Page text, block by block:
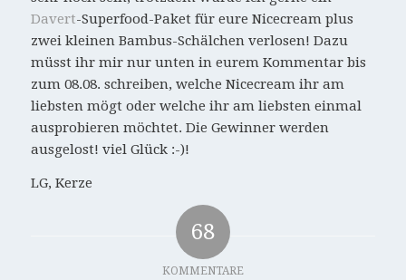
Davert-Superfood-Paket für eure Nicecream plus
zwei kleinen Bambus-Schälchen verlosen! Dazu
müsst ihr mir nur unten in eurem Kommentar bis
zum 08.08. schreiben, welche Nicecream ihr am
liebsten mögt oder welche ihr am liebsten einmal
ausprobieren möchtet. Die Gewinner werden
ausgelost! viel Glück :-)!
LG, Kerze
68
KOMMENTARE